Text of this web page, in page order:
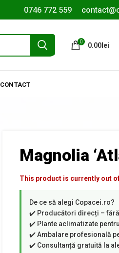
0746 772 559
0 0.00lei
CONTACT
Magnolia
This product is currently out